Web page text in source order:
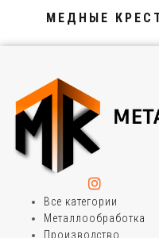
МЕДНЫЕ
Все категории
Металлообработка
Производство